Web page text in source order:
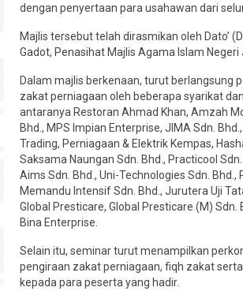
Hubungi
dengan penyertaan para usahawan dari
Majlis tersebut telah dirasmikan oleh Dato’
Gadot, Penasihat Majlis Agama Islam Negeri
Dalam majlis berkenaan, turut berlangsung
zakat perniagaan oleh beberapa syarikat
antaranya Restoran Ahmad Khan, Amzah
Bhd., MPS Impian Enterprise, JIMA Sdn.
Trading, Perniagaan & Elektrik Kempas,
Saksama Naungan Sdn. Bhd., Practicool
Aims Sdn. Bhd., Uni-Technologies Sdn. Bhd.,
Memandu Intensif Sdn. Bhd., Jurutera Uji
Global Presticare, Global Presticare (M) Sdn.
Bina Enterprise.
Selain itu, seminar turut menampilkan
pengiraan zakat perniagaan, fiqh zakat
kepada para peserta yang hadir.